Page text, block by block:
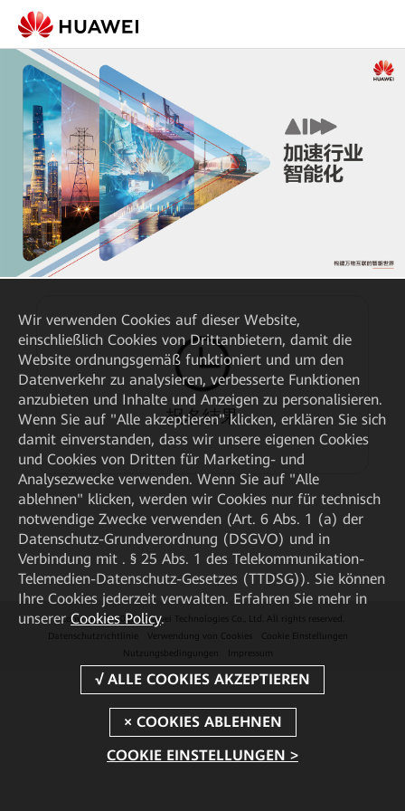
报名结果
Copyright © 2026 Huawei Technologies Co., Ltd. All rights reserved.
Datenschutzrichtlinie
Verwendung von Cookies
Cookie Einstellungen
Nutzungsbedingungen
Impressum
Wir verwenden Cookies auf dieser Website,
einschließlich Cookies von Drittanbietern, damit die
Website ordnungsgemäß funktioniert und um den
Datenverkehr zu analysieren, verbesserte Funktionen
anzubieten und Inhalte und Anzeigen zu personalisieren.
Wenn Sie auf "Alle akzeptieren" klicken, erklären Sie sich
damit einverstanden, dass wir unsere eigenen Cookies
und Cookies von Dritten für Marketing- und
Analysezwecke verwenden. Wenn Sie auf "Alle
ablehnen" klicken, werden wir Cookies nur für technisch
notwendige Zwecke verwenden (Art. 6 Abs. 1 (a) der
Datenschutz-Grundverordnung (DSGVO) und in
Verbindung mit . § 25 Abs. 1 des Telekommunikation-
Telemedien-Datenschutz-Gesetzes (TTDSG)). Sie können
Ihre Cookies jederzeit verwalten. Erfahren Sie mehr in
unserer Cookies Policy.
COOKIE EINSTELLUNGEN >